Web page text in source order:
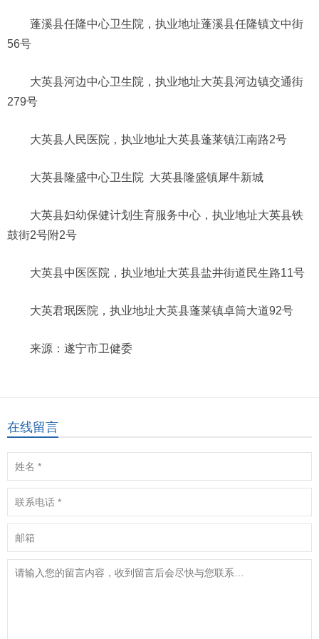
蓬溪县任隆中心卫生院，执业地址蓬溪县任隆镇文中街
56号
大英县河边中心卫生院，执业地址大英县河边镇交通街
279号
大英县人民医院，执业地址大英县蓬莱镇江南路2号
大英县隆盛中心卫生院 大英县隆盛镇犀牛新城
大英县妇幼保健计划生育服务中心，执业地址大英县铁
鼓街2号附2号
大英县中医医院，执业地址大英县盐井街道民生路11号
大英君珉医院，执业地址大英县蓬莱镇卓筒大道92号
来源：遂宁市卫健委
在线留言